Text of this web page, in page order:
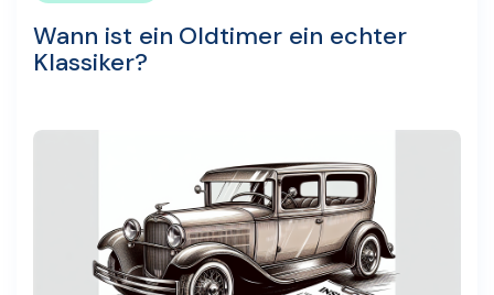
Wann ist ein Oldtimer ein echter
Klassiker?